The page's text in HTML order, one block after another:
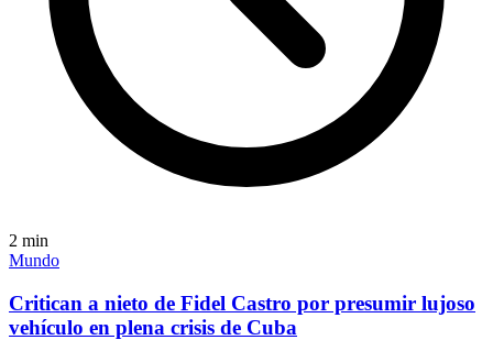
2 min
Mundo
Critican a nieto de Fidel Castro por presumir lujoso
vehículo en plena crisis de Cuba